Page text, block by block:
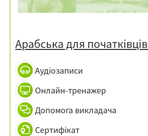
Арабська для початківців
Аудіозаписи
Онлайн-тренажер
Допомога викладача
Сертифікат